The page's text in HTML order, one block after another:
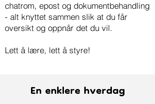
chatrom, epost og dokumentbehandling
- alt knyttet sammen slik at du får
oversikt og oppnår det du vil.
Lett å lære, lett å styre!
En enklere hverdag